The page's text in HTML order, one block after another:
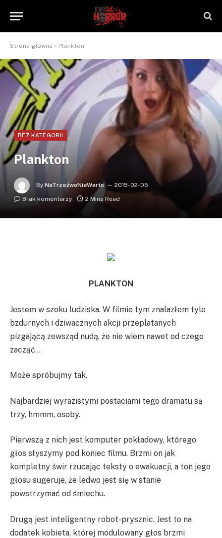
Strona główna » Plankton
BEZ KATEGORII
Plankton
By NaTrzeźwoNieWarto
2015-02-05
Brak komentarzy
2 Mins Read
PLANKTON
Jestem w szoku ludziska. W filmie tym znalazłem tyle
bzdurnych i dziwacznych akcji przeplatanych
pizgającą zewsząd nudą, że nie wiem nawet od czego
zacząć…
Może spróbujmy tak.
Najbardziej wyrazistymi postaciami tego dramatu są
trzy, hmmm, osoby.
Pierwszą z nich jest komputer pokładowy, którego
głos słyszymy pod koniec filmu. Brzmi on jak
kompletny świr rzucając teksty o ewakuacji, a ton jego
głosu sugeruje, że ledwo jest się w stanie
powstrzymać od śmiechu.
Drugą jest inteligentny robot-prysznic. Jest to na
dodatek kobieta, której modulowany głos brzmi